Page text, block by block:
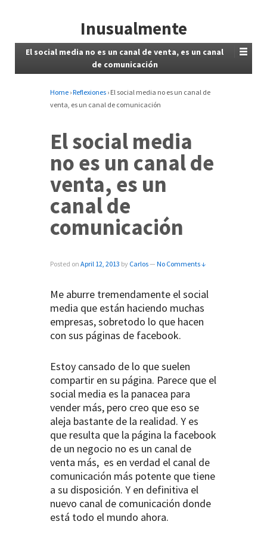
Inusualmente
El social media no es un canal de venta, es un canal
de comunicación
Home ›Reflexiones › El social media no es un canal de
venta, es un canal de comunicación
El social media
no es un canal de
venta, es un
canal de
comunicación
Posted on April 12, 2013 by Carlos— No Comments ↓
Me aburre tremendamente el social
media que están haciendo muchas
empresas, sobretodo lo que hacen
con sus páginas de facebook.
Estoy cansado de lo que suelen
compartir en su página. Parece que el
social media es la panacea para
vender más, pero creo que eso se
aleja bastante de la realidad. Y es
que resulta que la página la facebook
de un negocio no es un canal de
venta más, es en verdad el canal de
comunicación más potente que tiene
a su disposición. Y en definitiva el
nuevo canal de comunicación donde
está todo el mundo ahora.